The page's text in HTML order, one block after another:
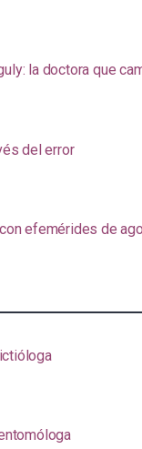
la doctora que
del error
efemérides de